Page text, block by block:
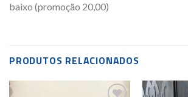
baixo (promoção 20,00)
PRODUTOS RELACIONADOS